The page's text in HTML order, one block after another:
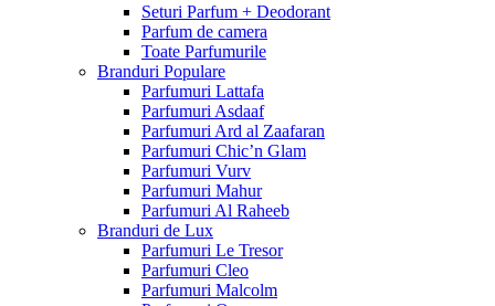
Seturi Parfum + Deodorant
Parfum de camera
Toate Parfumurile
Branduri Populare
Parfumuri Lattafa
Parfumuri Asdaaf
Parfumuri Ard al Zaafaran
Parfumuri Chic’n Glam
Parfumuri Vurv
Parfumuri Mahur
Parfumuri Al Raheeb
Branduri de Lux
Parfumuri Le Tresor
Parfumuri Cleo
Parfumuri Malcolm